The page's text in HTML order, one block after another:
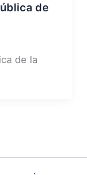
de
de la